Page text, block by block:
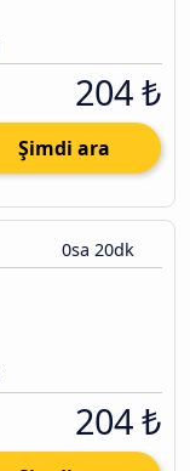
204 ₺
Şimdi ara
0sa 20dk
204 ₺